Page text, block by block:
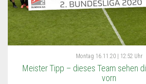
Montag 16.11.20 | 12:52 Uhr
Meister Tipp – dieses Team sehen
vorn